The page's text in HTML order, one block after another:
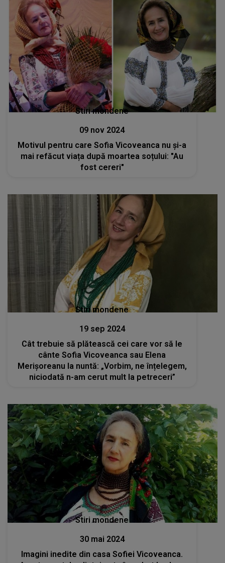
Stiri mondene
09 nov 2024
Motivul pentru care Sofia Vicoveanca nu și-a
mai refăcut viața după moartea soțului: "Au
fost cereri"
Stiri mondene
19 sep 2024
Cât trebuie să plătească cei care vor să le
cânte Sofia Vicoveanca sau Elena
Merișoreanu la nuntă: „Vorbim, ne înțelegem,
niciodată n-am cerut mult la petreceri”
Stiri mondene
30 mai 2024
Imagini inedite din casa Sofiei Vicoveanca.